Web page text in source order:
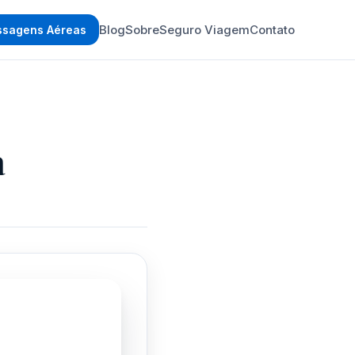
Aéreas BlogSobreSeguro ViagemContato